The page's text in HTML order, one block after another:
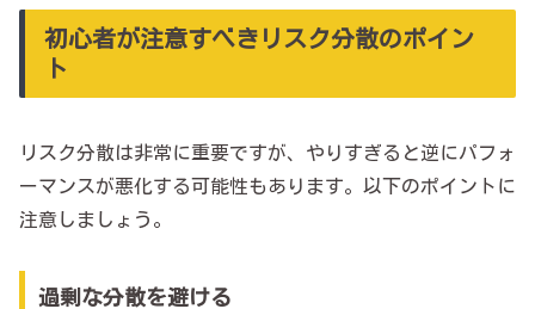
初心者が注意すべきリスク分散のポイン
ト
リスク分散は非常に重要ですが、やりすぎると逆にパフォ
ーマンスが悪化する可能性もあります。以下のポイントに
注意しましょう。
過剰な分散を避ける